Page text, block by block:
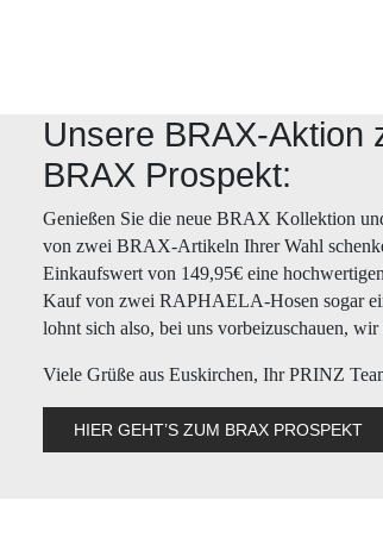
Unsere BRAX-Aktion
BRAX Prospekt:
Genießen Sie die neue BRAX Kollektion
von zwei BRAX-Artikeln Ihrer Wahl
Einkaufswert von 149,95€ eine
Kauf von zwei RAPHAELA-Hosen sogar
lohnt sich also, bei uns vorbeizuschauen,
Viele Grüße aus Euskirchen, Ihr PRINZ
HIER GEHT’S ZUM BRAX PROSPEKT